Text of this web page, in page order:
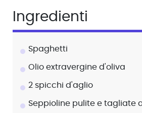
Ingredienti
Spaghetti
Olio extravergine d'oliva
2 spicchi d'aglio
Seppioline pulite e tagliate